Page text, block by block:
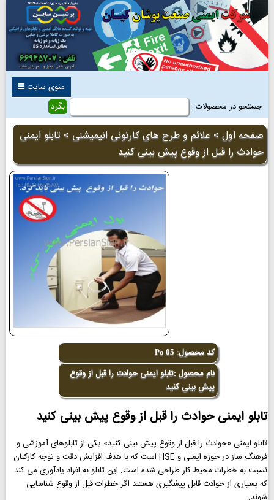
منوی سایت
جستجو در محصولات :
صفحه اول > علائم و طرح های کارتونی انیمیشنی > تابلو ایمنی
حوادث را قبل از وقوع پیش بینی کنید
کد محصول: Po 05
نام محصول :تابلو ایمنی حوادث را قبل از وقوع
پیش بینی کنید
تابلو ایمنی حوادث را قبل از وقوع پیش بینی کنید
تابلو ایمنی «حوادث را قبل از وقوع پیش بینی کنید» یکی از تابلوهای آموزشی و
فرهنگ ساز در حوزه ایمنی و HSE است که با هدف افزایش دقت و توجه کارکنان
نسبت به خطرات محیط کار طراحی شده است. این تابلو به افراد یادآوری می کند
که بسیاری از حوادث قابل پیشگیری هستند اگر خطرات قبل از وقوع شناسایی